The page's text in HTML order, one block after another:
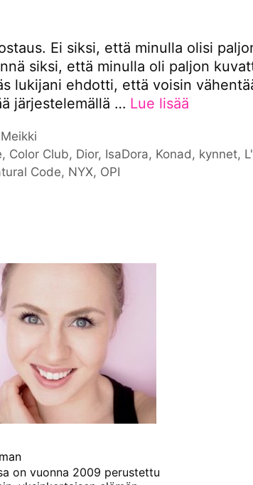
Ei siksi, että minulla olisi
siksi, että minulla oli paljon
lukijani ehdotti, että voisin
järjestelemällä … Lue lisää
Meikki
, Color Club, Dior, IsaDora, Konad , kynnet,
Code, NYX, OPI
on vuonna 2009 perustettu